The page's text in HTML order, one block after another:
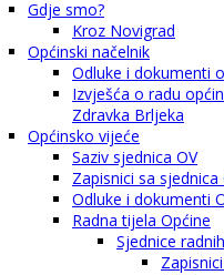
Gdje smo?
Kroz Novigrad
Općinski načelnik
Odluke i dokumenti
Izvješća o radu
Zdravka Brljeka
Općinsko vijeće
Saziv sjednica OV
Zapisnici sa
Odluke i dokumenti
Radna tijela Općine
Sjednice